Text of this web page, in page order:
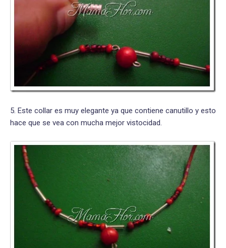
5. Este collar es muy elegante ya que contiene canutillo y esto
hace que se vea con mucha mejor vistocidad.